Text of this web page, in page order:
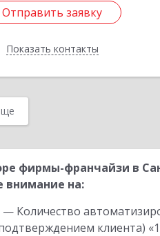
Отправить заявку
Показать контакты
Отправить заявку
Назад
фирмы-франчайзи в
внимание на:
— Количество
клиента)